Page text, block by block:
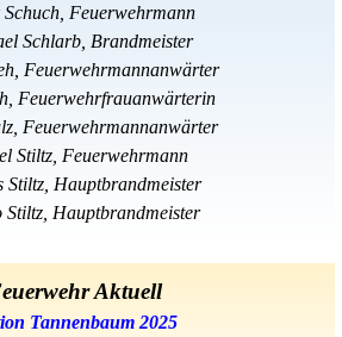
Feuerwehrmann
Schlarb, Brandmeister
Feuerwehrmannanwärter
Feuerwehrfrauanwärterin
Feuerwehrmannanwärter
Stiltz, Feuerwehrmann
Stiltz, Hauptbrandmeister
Stiltz, Hauptbrandmeister
Aktuell
Tannenbaum 2025